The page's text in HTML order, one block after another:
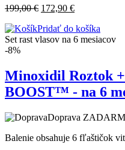
199,00€ 172,90 €
Pridať do košíka
Set rast vlasov na 6 mesiacov
-8%
Minoxidil Roztok
BOOST™ - na 6
Doprava
Balenie obsahuje 6 fľaštičok